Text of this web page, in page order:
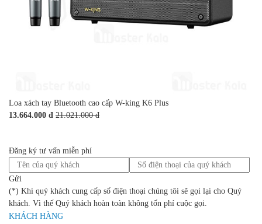
Loa xách tay Bluetooth cao cấp W-king K6 Plus
13.664.000 đ 21.021.000 đ
Đăng ký tư vấn miễn phí
Gửi
(*) Khi quý khách cung cấp số điện thoại chúng tôi sẽ gọi lại cho Quý
khách. Vì thế Quý khách hoàn toàn không tốn phí cuộc gọi.
KHÁCH HÀNG